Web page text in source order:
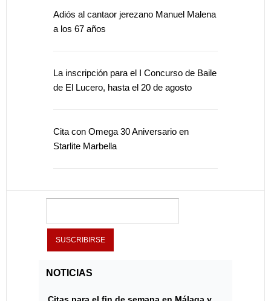
Adiós al cantaor jerezano Manuel Malena
a los 67 años
La inscripción para el I Concurso de Baile
de El Lucero, hasta el 20 de agosto
Cita con Omega 30 Aniversario en
Starlite Marbella
NOTICIAS